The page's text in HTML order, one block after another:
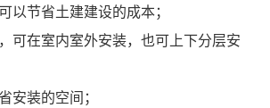
以节省土建建设的成本；
可在室内室外安装，也可上下分层安
安装的空间；